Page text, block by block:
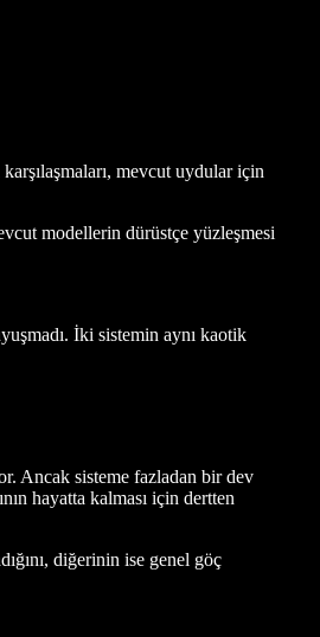
mevcut uydular için
modellerin dürüstçe yüzleşmesi
İki sistemin aynı kaotik
Ancak sisteme fazladan bir dev
hayatta kalması için dertten
diğerinin ise genel göç